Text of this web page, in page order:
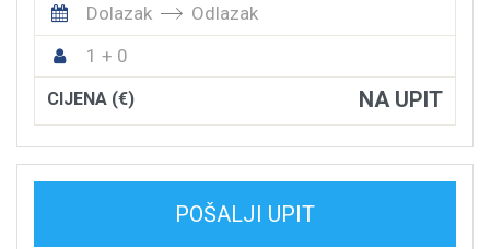
Dolazak
Odlazak
1 + 0
CIJENA (€) NA UPIT
POŠALJI UPIT